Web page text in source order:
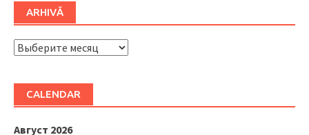
ARHIVĂ
ARHIVĂ
CALENDAR
Август 2026